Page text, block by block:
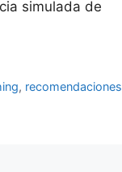
simulada de
, recomendaciones